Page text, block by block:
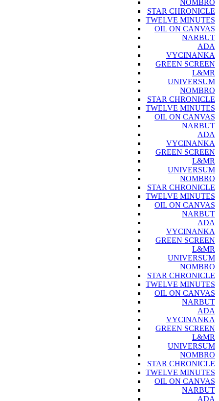
NOMBRO
STAR CHRONICLE
TWELVE MINUTES
OIL ON CANVAS
NARBUT
ADA
VYCINANKA
GREEN SCREEN
L&MR
UNIVERSUM
NOMBRO
STAR CHRONICLE
TWELVE MINUTES
OIL ON CANVAS
NARBUT
ADA
VYCINANKA
GREEN SCREEN
L&MR
UNIVERSUM
NOMBRO
STAR CHRONICLE
TWELVE MINUTES
OIL ON CANVAS
NARBUT
ADA
VYCINANKA
GREEN SCREEN
L&MR
UNIVERSUM
NOMBRO
STAR CHRONICLE
TWELVE MINUTES
OIL ON CANVAS
NARBUT
ADA
VYCINANKA
GREEN SCREEN
L&MR
UNIVERSUM
NOMBRO
STAR CHRONICLE
TWELVE MINUTES
OIL ON CANVAS
NARBUT
ADA